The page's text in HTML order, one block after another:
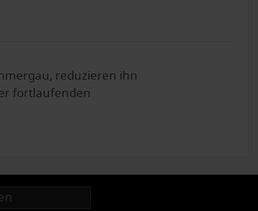
reduzieren ihn
fortlaufenden